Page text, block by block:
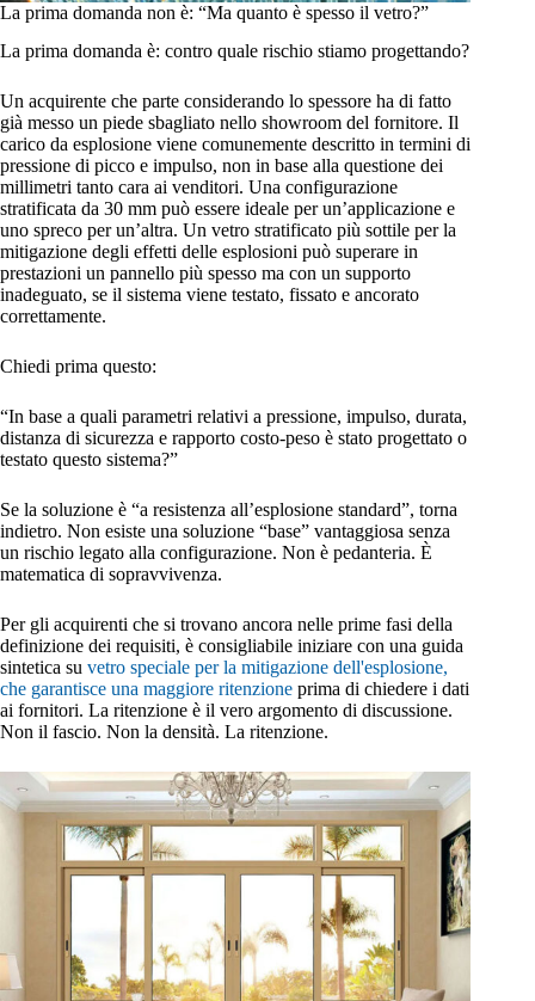
La prima domanda non è: “Ma quanto è spesso il vetro?”
La prima domanda è: contro quale rischio stiamo progettando?
Un acquirente che parte considerando lo spessore ha di fatto
già messo un piede sbagliato nello showroom del fornitore. Il
carico da esplosione viene comunemente descritto in termini di
pressione di picco e impulso, non in base alla questione dei
millimetri tanto cara ai venditori. Una configurazione
stratificata da 30 mm può essere ideale per un’applicazione e
uno spreco per un’altra. Un vetro stratificato più sottile per la
mitigazione degli effetti delle esplosioni può superare in
prestazioni un pannello più spesso ma con un supporto
inadeguato, se il sistema viene testato, fissato e ancorato
correttamente.
Chiedi prima questo:
“In base a quali parametri relativi a pressione, impulso, durata,
distanza di sicurezza e rapporto costo-peso è stato progettato o
testato questo sistema?”
Se la soluzione è “a resistenza all’esplosione standard”, torna
indietro. Non esiste una soluzione “base” vantaggiosa senza
un rischio legato alla configurazione. Non è pedanteria. È
matematica di sopravvivenza.
Per gli acquirenti che si trovano ancora nelle prime fasi della
definizione dei requisiti, è consigliabile iniziare con una guida
sintetica su vetro speciale per la mitigazione dell'esplosione,
che garantisce una maggiore ritenzione prima di chiedere i dati
ai fornitori. La ritenzione è il vero argomento di discussione.
Non il fascio. Non la densità. La ritenzione.